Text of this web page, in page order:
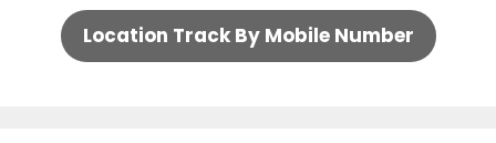
Location Track By Mobile Number